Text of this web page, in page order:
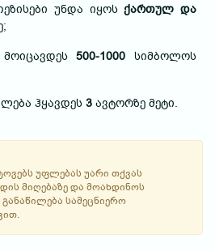
უნდა იყოსქართულ და
მოიცავდეს500-1000 სიმბოლოს
ჰყავდეს 3 ავტორზე მეტი.
უფლებას უარი თქვას
მიღებაზე და მოახდინოს
სამეცნიერო